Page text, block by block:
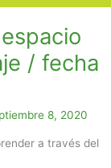
/ fecha
8, 2020
a través del